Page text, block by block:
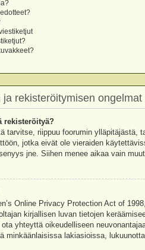
ja rekisteröitymisen ongelmat
rekisteröityä?
tarvitse, riippuu foorumin ylläpitäjästä,
jotka eivät ole vieraiden
jne. Siihen menee aikaa vain
Online Privacy Protection Act of
kirjallisen luvan tietojen
yhteyttä oikeudelliseen
minkäänlaisissa lakiasioissa,